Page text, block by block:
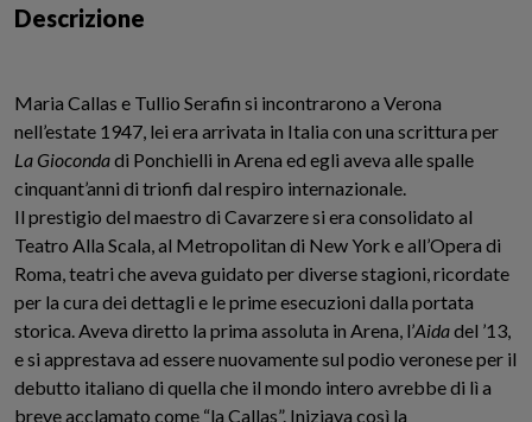
Descrizione
Maria Callas e Tullio Serafin si incontrarono a Verona
nell’estate 1947, lei era arrivata in Italia con una scrittura per
La Giocondadi Ponchielli in Arena ed egli aveva alle spalle
cinquant’anni di trionfi dal respiro internazionale.
Il prestigio del maestro di Cavarzere si era consolidato al
Teatro Alla Scala, al Metropolitan di New York e all’Opera di
Roma, teatri che aveva guidato per diverse stagioni, ricordate
per la cura dei dettagli e le prime esecuzioni dalla portata
storica. Aveva diretto la prima assoluta in Arena, l’Aidadel ’13,
e si apprestava ad essere nuovamente sul podio veronese per il
debutto italiano di quella che il mondo intero avrebbe di lì a
breve acclamato come “la Callas”. Iniziava così la